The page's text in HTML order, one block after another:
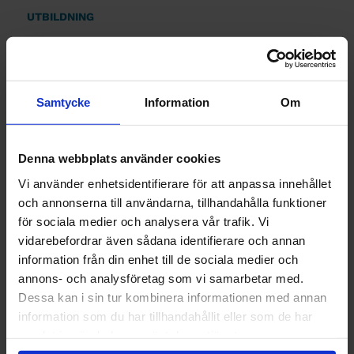
Samtycke Information Om
Denna webbplats använder cookies
Vi använder enhetsidentifierare för att anpassa innehållet
och annonserna till användarna, tillhandahålla funktioner
för sociala medier och analysera vår trafik. Vi
vidarebefordrar även sådana identifierare och annan
information från din enhet till de sociala medier och
annons- och analysföretag som vi samarbetar med.
Dessa kan i sin tur kombinera informationen med annan
information som du har tillhandahållit eller som de har
UTBILDNING
för elbil med
1000hk
Publicerad 18 augusti 2011
Ingenjören
bjuder dig på